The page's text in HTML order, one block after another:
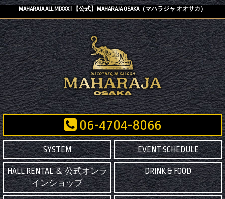
MAHARAJA ALL MIXXX | 【公式】MAHARAJA OSAKA（マハラジャ オオサカ）
06-4704-8066
SYSTEM EVENT SCHEDULE
HALL RENTAL ＆ 公式オンラ
インショップ
DRINK & FOOD